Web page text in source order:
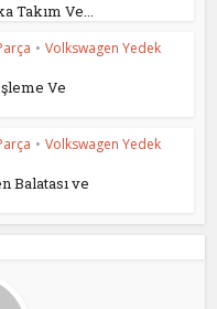
Takım Ve...
• Volkswagen Yedek
Ve
• Volkswagen Yedek
Balatası ve